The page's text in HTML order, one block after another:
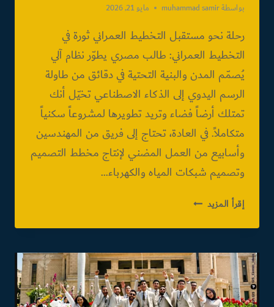
بواسطةmuhammad samir مايو 21, 2026
رحلة نحو مستقبل التخطيط العمراني ثورة في
التخطيط العمراني: طالب مصري يطوّر نظام آلي
يُصمّم المدن والبنية التحتية في دقائق من طاولة
الرسم اليدوي إلى الذكاء الاصطناعي تخيّل أنك
تمتلك أرضاً فضاء وتريد تطويرها لمشروعاً سكنياً
متكاملاً. في العادة، تحتاج إلى فريق من المهندسين
وأسابيع من العمل المضني لإنتاج مخطط التصميم
وتصميم شبكات المياه والكهرباء…
إقرأ المزيد آلية
العمراني
المياه
والكهرباء
باستخدام